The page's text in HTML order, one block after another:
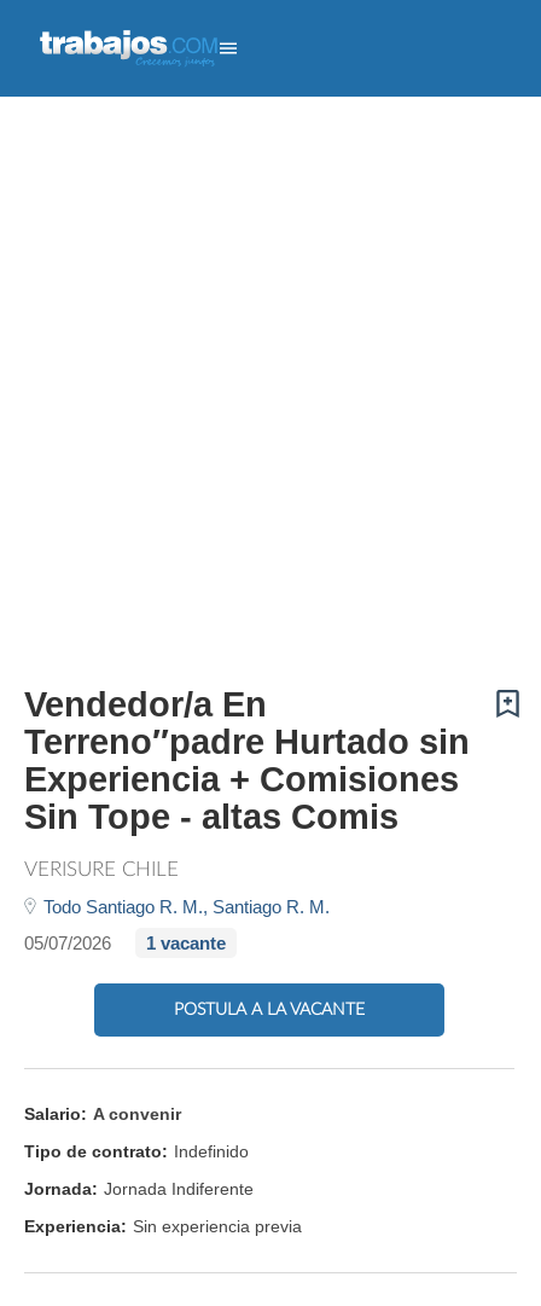
Vendedor/a En
Terreno″padre Hurtado sin
Experiencia + Comisiones
Sin Tope - altas Comis
VERISURE CHILE
Todo Santiago R. M., Santiago R. M.
05/07/2026
1 vacante
POSTULA A LA VACANTE
Salario: A convenir
Tipo de contrato: Indefinido
Jornada: Jornada Indiferente
Experiencia: Sin experiencia previa